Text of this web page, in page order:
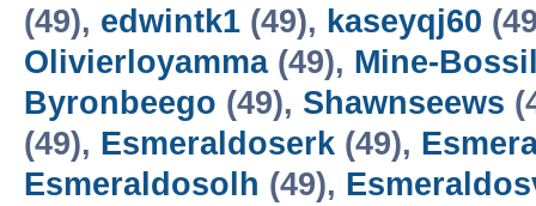
(49), edwintk1 (49), kaseyqj60
Olivierloyamma(49), Mine-
Byronbeego (49), Shawnseews
(49), Esmeraldoserk (49),
Esmeraldosolh (49),